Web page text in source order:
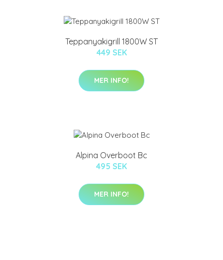
Teppanyakigrill 1800W ST
449 SEK
MER INFO!
Alpina Overboot Bc
495 SEK
MER INFO!